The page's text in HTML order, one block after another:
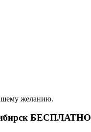
желанию.
БЕСПЛАТНО